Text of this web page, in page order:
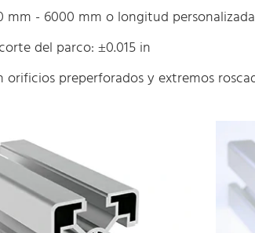
mm - 6000 mm o longitud personalizada
del parco: ±0.015 in
orificios preperforados y extremos